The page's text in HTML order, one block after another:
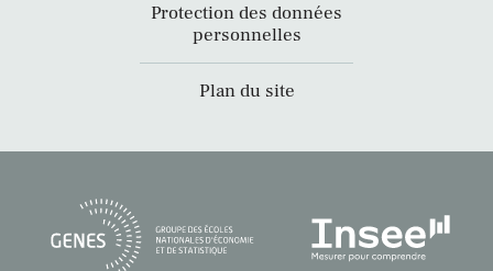
Protection des données
personnelles
Plan du site